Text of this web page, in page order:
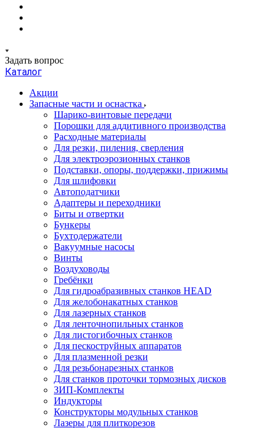
Задать вопрос
Каталог
Акции
Запасные части и оснастка
Шарико-винтовые передачи
Порошки для аддитивного производства
Расходные материалы
Для резки, пиления, сверления
Для электроэрозионных станков
Подставки, опоры, поддержки, прижимы
Для шлифовки
Автоподатчики
Адаптеры и переходники
Биты и отвертки
Бункеры
Бухтодержатели
Вакуумные насосы
Винты
Воздуховоды
Гребёнки
Для гидроабразивных станков HEAD
Для желобонакатных станков
Для лазерных станков
Для ленточнопильных станков
Для листогибочных станков
Для пескоструйных аппаратов
Для плазменной резки
Для резьбонарезных станков
Для станков проточки тормозных дисков
ЗИП-Комплекты
Индукторы
Конструкторы модульных станков
Лазеры для плиткорезов